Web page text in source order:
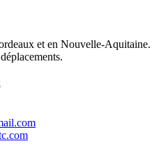
et en Nouvelle-Aquitaine.